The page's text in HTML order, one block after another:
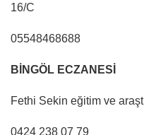
16/C
05548468688
BİNGÖL ECZANESİ
Fethi Sekin eğitim ve
0424 238 07 79